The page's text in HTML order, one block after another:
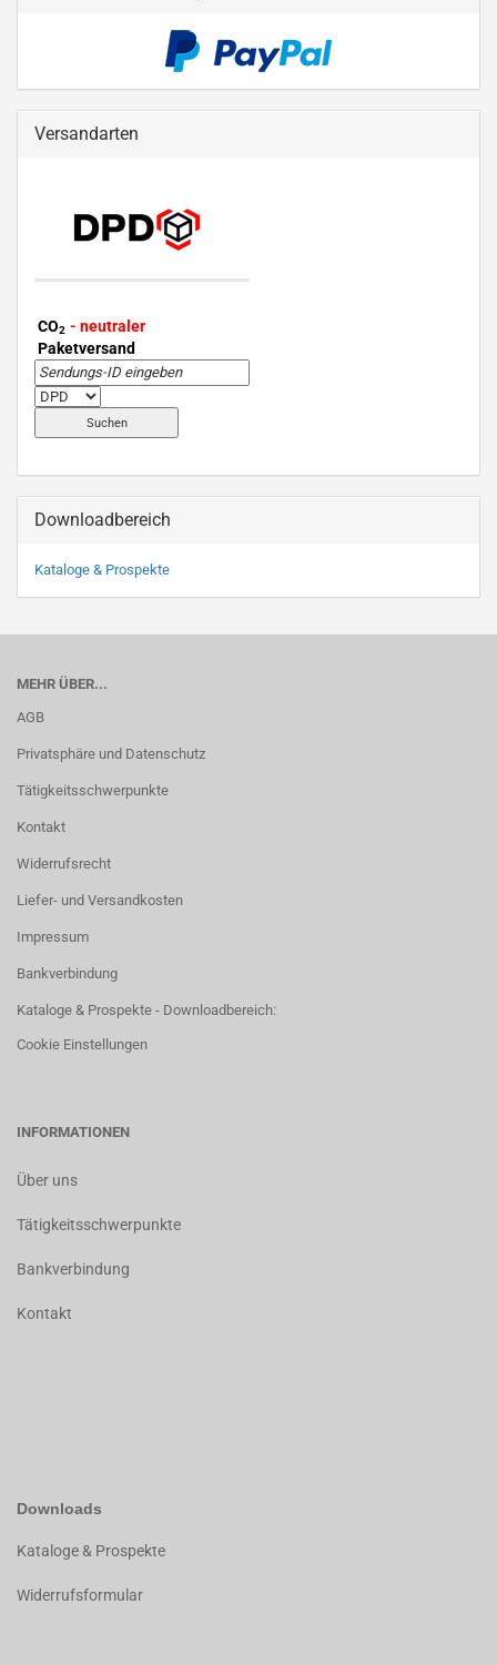
Versandarten
CO2 - neutraler
Paketversand
Downloadbereich
Kataloge & Prospekte
MEHR ÜBER...
AGB
Privatsphäre und Datenschutz
Tätigkeitsschwerpunkte
Kontakt
Widerrufsrecht
Liefer- und Versandkosten
Impressum
Bankverbindung
Kataloge & Prospekte - Downloadbereich:
Cookie Einstellungen
INFORMATIONEN
Über uns
Tätigkeitsschwerpunkte
Bankverbindung
Kontakt
Downloads
Kataloge & Prospekte
Widerrufsformular